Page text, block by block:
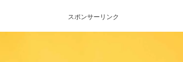
スポンサーリンク